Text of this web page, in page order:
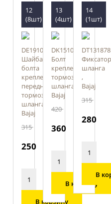
12
(8шт)
DE191010
Шайба
болта
крепления
переднего
тормозного
шланга,
Bajaj
315
250
В корзину
13
(4шт)
DK151069
Болт
крепления
тормозного
шланга
Bajaj
420
360
В корзину
14
(1шт)
DT131878
Фиксатор
шланга
,
Bajaj
315
280
В